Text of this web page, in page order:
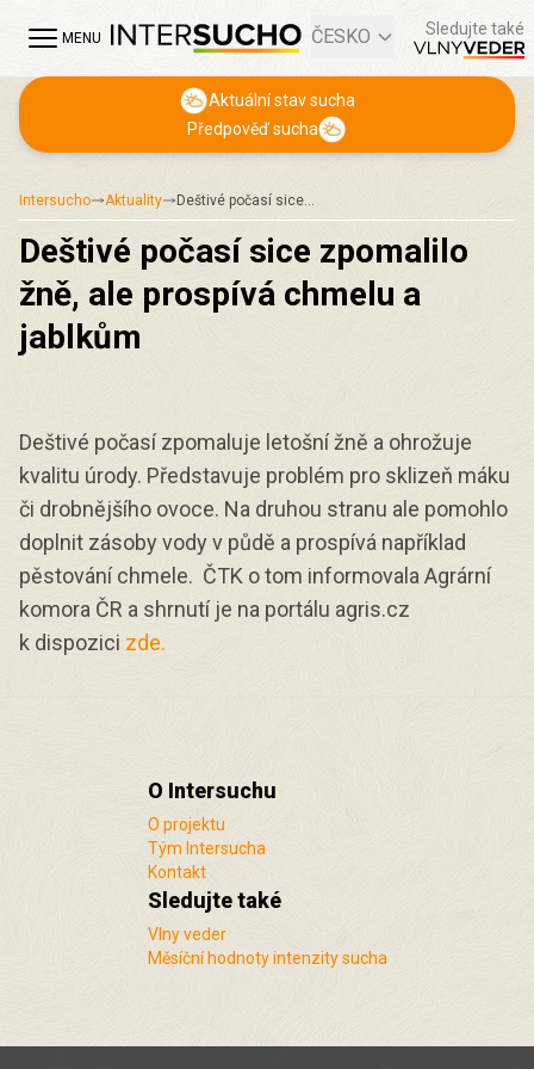
MENU ČESKO Sledujte také
Aktuální stav sucha
Předpověď sucha
Intersucho Aktuality Deštivé počasí sice…
Deštivé počasí sice zpomalilo
žně, ale prospívá chmelu a
jablkům
Deštivé počasí zpomaluje letošní žně a ohrožuje
kvalitu úrody. Představuje problém pro sklizeň máku
či drobnějšího ovoce. Na druhou stranu ale pomohlo
doplnit zásoby vody v půdě a prospívá například
pěstování chmele. ČTK o tom informovala Agrární
komora ČR a shrnutí je na portálu agris.cz
k dispozici zde.
O Intersuchu
O projektu
Tým Intersucha
Kontakt
Sledujte také
Vlny veder
Měsíční hodnoty intenzity sucha